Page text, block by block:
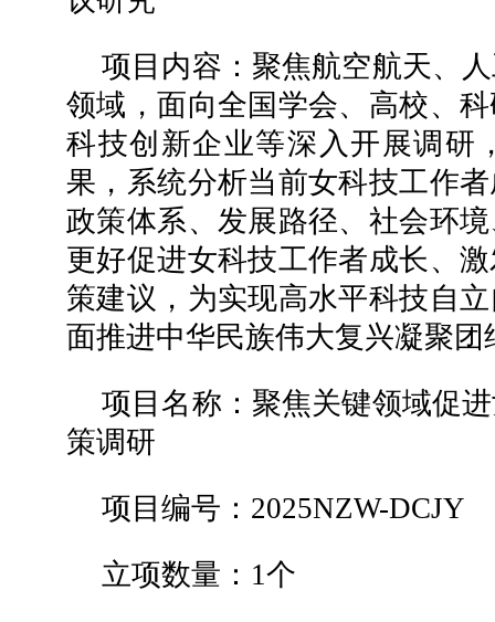
项目内容：聚焦航空航天、
领域，面向全国学会、高校、
科技创新企业等深入开展调研
果，系统分析当前女科技工作
政策体系、发展路径、社会环
更好促进女科技工作者成长、
策建议，为实现高水平科技自
面推进中华民族伟大复兴凝聚
项目名称：聚焦关键领域促
策调研
项目编号：2025NZW-DCJY
立项数量：1个